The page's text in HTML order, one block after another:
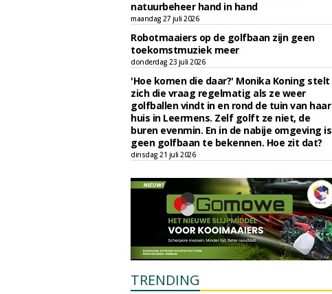
natuurbeheer hand in hand
maandag 27 juli 2026
Robotmaaiers op de golfbaan zijn geen
toekomstmuziek meer
donderdag 23 juli 2026
'Hoe komen die daar?' Monika Koning stelt
zich die vraag regelmatig als ze weer
golfballen vindt in en rond de tuin van haar
huis in Leermens. Zelf golft ze niet, de
buren evenmin. En in de nabije omgeving is
geen golfbaan te bekennen. Hoe zit dat?
dinsdag 21 juli 2026
TRENDING